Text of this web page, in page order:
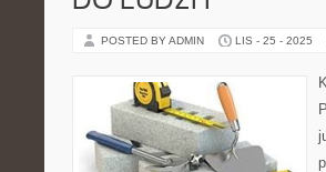
POSTED BY ADMIN LIS - 25 - 2025